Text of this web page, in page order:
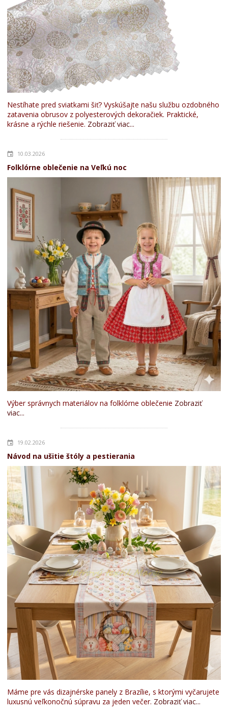
Nestíhate pred sviatkami šiť? Vyskúšajte našu službu ozdobného
zatavenia obrusov z polyesterových dekoračiek. Praktické,
krásne a rýchle riešenie. Zobraziť viac...
10.03.2026
Folklórne oblečenie na Veľkú noc
Výber správnych materiálov na folklórne oblečenie Zobraziť
viac...
19.02.2026
Návod na ušitie štóly a pestierania
Máme pre vás dizajnérske panely z Brazílie, s ktorými vyčarujete
luxusnú veľkonočnú súpravu za jeden večer. Zobraziť viac...